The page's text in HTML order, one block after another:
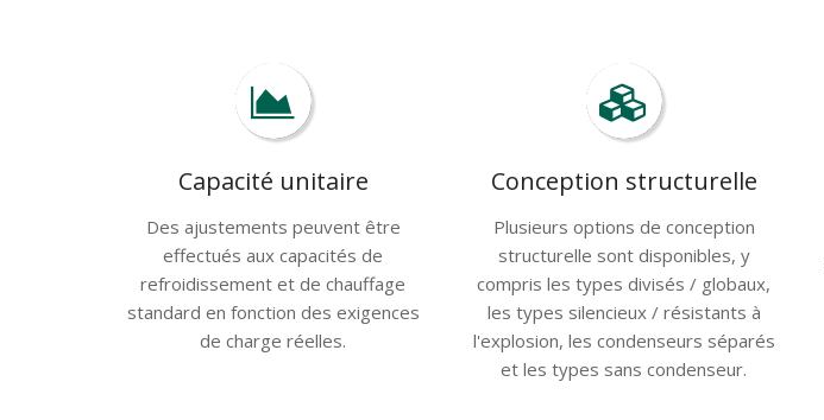
Capacité unitaire
Des ajustements peuvent être
effectués aux capacités de
refroidissement et de chauffage
standard en fonction des exigences
de charge réelles.
Conception structurelle
Plusieurs options de conception
structurelle sont disponibles, y
compris les types divisés / globaux,
les types silencieux / résistants à
l'explosion, les condenseurs séparés
et les types sans condenseur.